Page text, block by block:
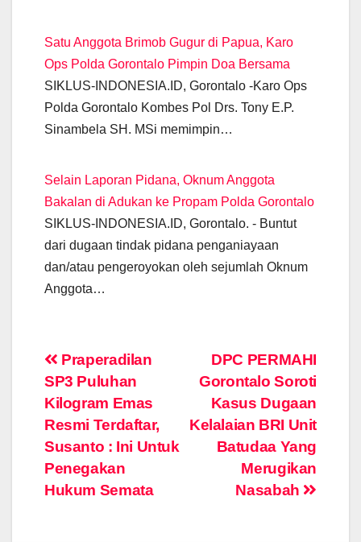
Satu Anggota Brimob Gugur di Papua, Karo
Ops Polda Gorontalo Pimpin Doa Bersama
SIKLUS-INDONESIA.ID, Gorontalo -Karo Ops
Polda Gorontalo Kombes Pol Drs. Tony E.P.
Sinambela SH. MSi memimpin…
Selain Laporan Pidana, Oknum Anggota
Bakalan di Adukan ke Propam Polda Gorontalo
SIKLUS-INDONESIA.ID, Gorontalo. - Buntut
dari dugaan tindak pidana penganiayaan
dan/atau pengeroyokan oleh sejumlah Oknum
Anggota…
Post
navigation
DPC PERMAHI
Gorontalo Soroti
Kasus Dugaan
Kelalaian BRI Unit
Batudaa Yang
Merugikan
Nasabah
Praperadilan
SP3 Puluhan
Kilogram Emas
Resmi Terdaftar,
Susanto : Ini Untuk
Penegakan
Hukum Semata